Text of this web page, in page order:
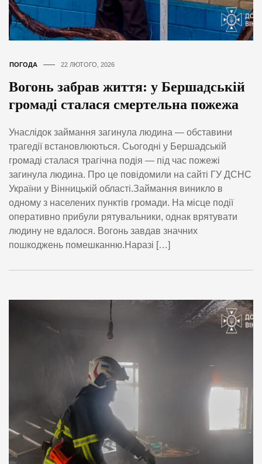
ПОГОДА 22 ЛЮТОГО, 2026
Вогонь забрав життя: у Бершадській
громаді сталася смертельна пожежа
Унаслідок займання загинула людина — обставини
трагедії встановлюються. Сьогодні у Бершадській
громаді сталася трагічна подія — під час пожежі
загинула людина. Про це повідомили на сайті ГУ ДСНС
України у Вінницькій області.Займання виникло в
одному з населених пунктів громади. На місце події
оперативно прибули рятувальники, однак врятувати
людину не вдалося. Вогонь завдав значних
пошкоджень помешканню.Наразі […]